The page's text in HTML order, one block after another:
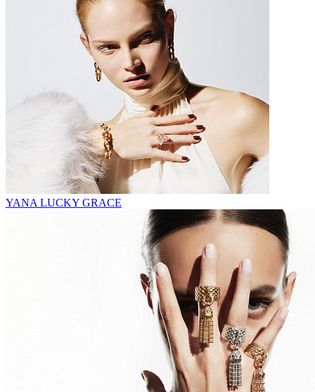
YANA LUCKY GRACE